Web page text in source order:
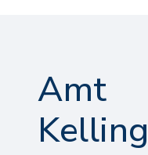
Amt